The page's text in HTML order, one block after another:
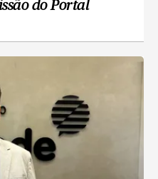
do Portal